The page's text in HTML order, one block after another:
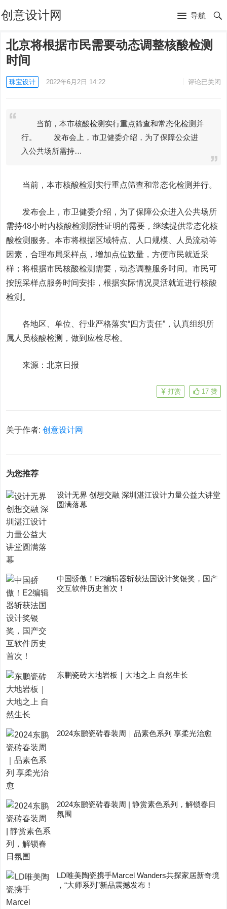
创意设计网 导航
北京将根据市民需要动态调整核酸检测
时间
珠宝设计 2022年6月2日 14:22 评论已关闭
当前，本市核酸检测实行重点筛查和常态化检测并
行。 发布会上，市卫健委介绍，为了保障公众进
入公共场所需持…
当前，本市核酸检测实行重点筛查和常态化检测并行。
发布会上，市卫健委介绍，为了保障公众进入公共场所
需持48小时内核酸检测阴性证明的需要，继续提供常态化核
酸检测服务。本市将根据区域特点、人口规模、人员流动等
因素，合理布局采样点，增加点位数量，方便市民就近采
样；将根据市民核酸检测需要，动态调整服务时间。市民可
按照采样点服务时间安排，根据实际情况灵活就近进行核酸
检测。
各地区、单位、行业严格落实“四方责任”，认真组织所
属人员核酸检测，做到应检尽检。
来源：北京日报
17 赞
打赏
关于作者:创意设计网
为您推荐
设计无界 创想交融 深圳湛江设计力量公益大讲堂
圆满落幕
中国骄傲！E2编辑器斩获法国设计奖银奖，国产
交互软件历史首次！
东鹏瓷砖大地岩板｜大地之上 自然生长
2024东鹏瓷砖春装周｜品素色系列 享柔光治愈
2024东鹏瓷砖春装周 | 静赏素色系列，解锁春日
氛围
LD唯美陶瓷携手Marcel Wanders共探家居新奇境
，“大师系列”新品震撼发布！